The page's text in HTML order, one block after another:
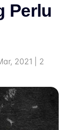
Perlu
2021 | 2